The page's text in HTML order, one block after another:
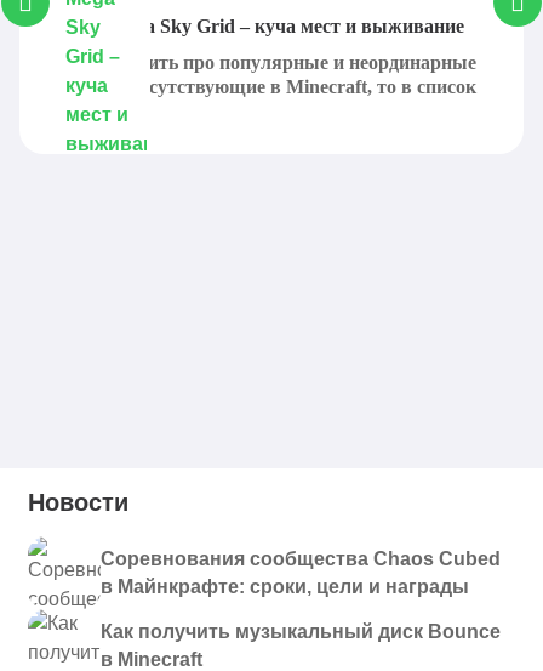
Карта Mega Sky Grid – куча мест и выживание
Если говорить про популярные и неординарные
карты, присутствующие в Minecraft, то в список
с...
Новости
Соревнования сообщества Chaos Cubed
в Майнкрафте: сроки, цели и награды
Как получить музыкальный диск Bounce
в Minecraft